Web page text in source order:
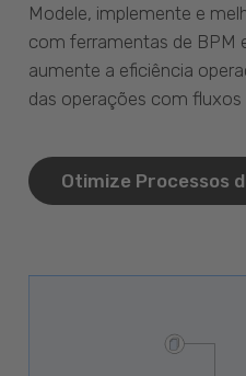
Modele, implemente e
com ferramentas de BPM
aumente a eficiência
das operações com fluxos
Otimize Processos